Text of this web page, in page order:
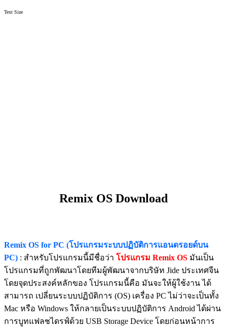
Text Size
Remix OS Download
Remix OS for PC (โปรแกรมระบบปฏิบัติการแอนดรอยด์บน
PC) : สำหรับโปรแกรมนี้มีชื่อว่า โปรแกรม Remix OS มันเป็น
โปรแกรมที่ถูกพัฒนาโดยทีมผู้พัฒนาจากบริษัท Jide ประเทศจีน
โดยจุดประสงค์หลักของ โปรแกรมนี้คือ มันจะให้ผู้ใช้งาน ได้
สามารถ เปลี่ยนระบบปฏิบัติการ (OS) เครื่อง PC ไม่ว่าจะเป็นทั้ง
Mac หรือ Windows ให้กลายเป็นระบบปฏิบัติการ Android ได้ผ่าน
การบูทแฟลชไดรฟ์ด้วย USB Storage Device โดยก่อนหน้าการ